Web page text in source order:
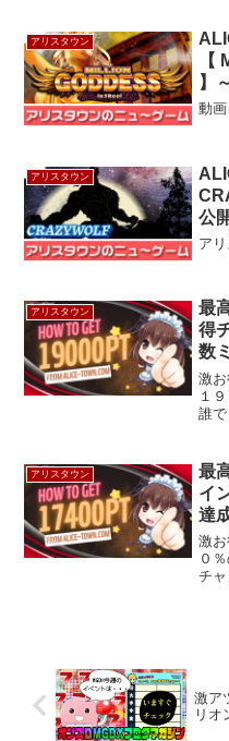
アリスタウン
【
】
動
アリスタウン
公
ア
アリスタウン
最
得
数
７
激
１
誰で
分
リ...
アリスタウン
最
イ
達
ー
ポ
激
０
チ
激ア
リオ